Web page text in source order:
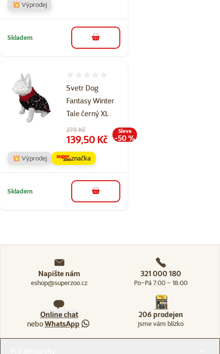
💥 Výprodej
Skladem do košíku
Svetr Dog
Fantasy Winter
Tale černý XL
Původní cena
279 Kč
Cena
139,50 Kč
Sleva
-50 %
💥 Výprodej značka
Skladem do košíku
Napište nám
eshop@superzoo.cz
321 000 180
Po–Pá 7:00 – 18:00
Online chat
neboWhatsApp
206 prodejen
jsme vám blízko